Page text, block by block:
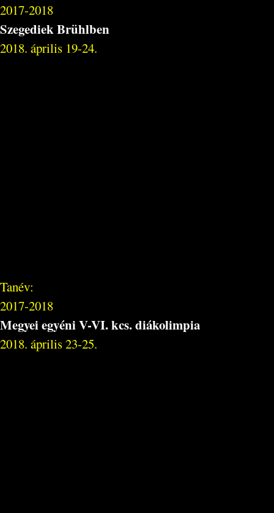
2017-2018
Szegediek Brühlben
2018. április 19-24.
Tanév:
2017-2018
Megyei egyéni V-VI. kcs. diákolimpia
2018. április 23-25.